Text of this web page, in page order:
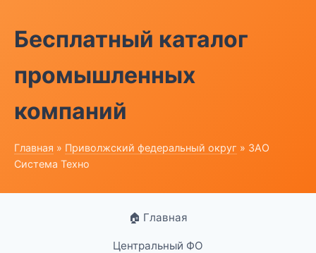
Бесплатный каталог
промышленных
компаний
Главная » Приволжский федеральный округ » ЗАО
Система Техно
🏠 Главная
Центральный ФО